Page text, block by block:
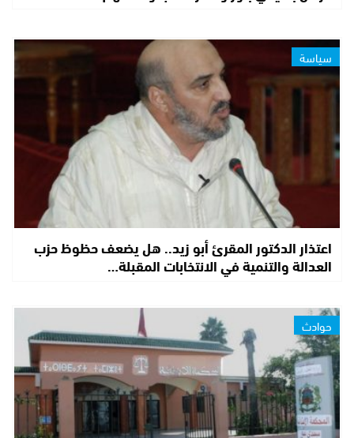
سياسة
اعتذار الدكتور المقرئ أبو زيد.. هل يضعف حظوظ حزب
العدالة والتنمية في الانتخابات المقبلة…
حوادث